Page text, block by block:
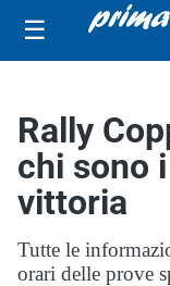
☰
Rally
chi sono
vittoria
Tutte le
orari delle prove